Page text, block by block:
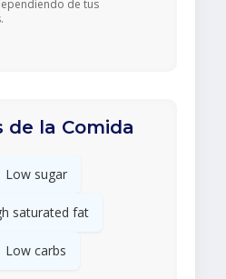
de tus
la Comida
Low sugar
saturated fat
Low carbs